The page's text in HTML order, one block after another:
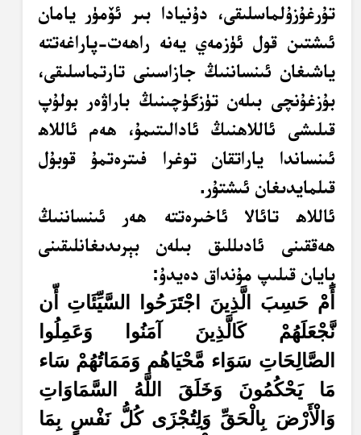
تۇرغۇزۇلماسلىقى، دۇنيادا بىر ئۆمۈر يامان
ئىشتىن قول ئۈزمەي يەنە راھەت-پاراغەتتە
ياشىغان ئىنساننىڭ جازاسىنى تارتماسلىقى،
بۇزغۇنچى بىلەن تۈزگۈچىنىڭ باراۋەر بولۇپ
قىلىشى ئاللاھنىڭ ئادالىتىمۇ، ھەم ئاللاھ
ئىنساندا ياراتقان توغرا فىترەتمۇ قوبۇل
قىلمايدىغان ئىشتۇر.
ئاللاھ تائالا ئاخىرەتتە ھەر ئىنساننىڭ
ھەققىنى ئادىللىق بىلەن بېرىدىغانلىقىنى
بايان قىلىپ مۇنداق دەيدۇ:
أًمْ حَسِبَ الَّذِينَ اجْتَرَحُوا السَّيِّئَاتِ أّن
نَّجْعَلَهُمْ كَالَّذِينَ آمَنُوا وَعَمِلُوا
الصَّالِحَاتِ سَوَاء مَّحْيَاهُم وَمَمَاتُهُمْ سَاء
مَا يَحْكُمُونَ وَخَلَقَ اللَّهُ السَّمَاوَاتِ
وَالْأَرْضَ بِالْحَقِّ وَلِتُجْزَى كُلُّ نَفْسٍ بِمَا